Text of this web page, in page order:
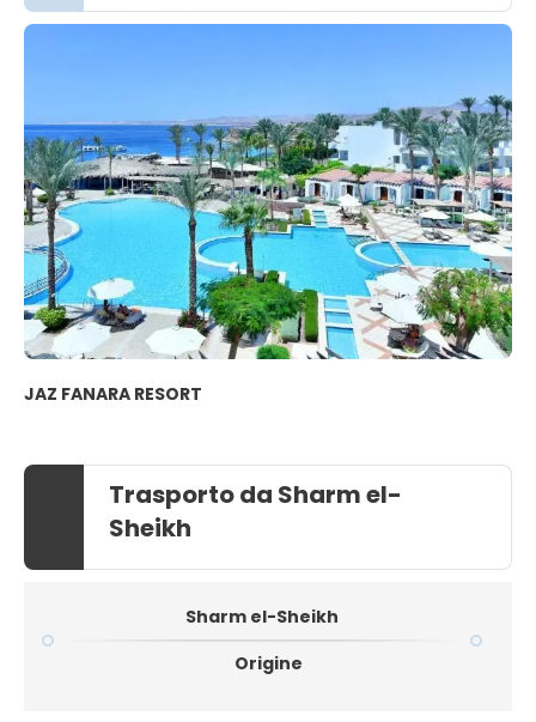
JAZ FANARA RESORT
Trasporto da Sharm el-
Sheikh
Sharm el-Sheikh
Origine